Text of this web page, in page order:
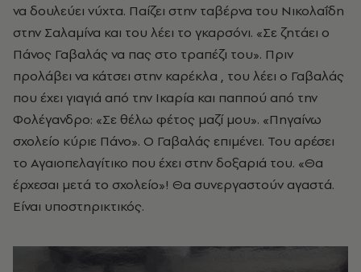
να δουλεύει νύχτα. Παίζει στην ταβέρνα του Νικολαΐδη
στην Σαλαμίνα και του λέει το γκαρσόνι. «Σε ζητάει ο
Πάνος Γαβαλάς να πας στο τραπέζι του». Πριν
προλάβει να κάτσει στην καρέκλα , του λέει ο Γαβαλάς
που έχει γιαγιά από την Ικαρία και παππού από την
Φολέγανδρο: «Σε θέλω φέτος μαζί μου». «Πηγαίνω
σχολείο κύριε Πάνο». Ο Γαβαλάς επιμένει. Του αρέσει
το Αγαιοπελαγίτικο που έχει στην δοξαριά του. «Θα
έρχεσαι μετά το σχολείο»! Θα συνεργαστούν αγαστά.
Είναι υποστηρικτικός.